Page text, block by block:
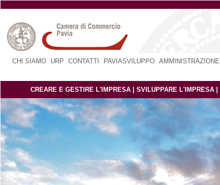
CHI SIAMO URP CONTATTI PAVIASVILUPPO
CREARE E GESTIRE L'IMPRESA SVILUPPARE L'IMPRESA